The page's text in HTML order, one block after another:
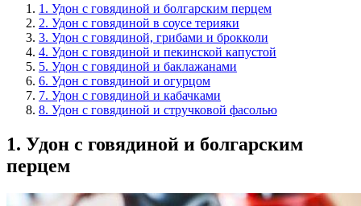
1. Удон с говядиной и болгарским перцем
2. Удон с говядиной в соусе терияки
3. Удон с говядиной, грибами и брокколи
4. Удон с говядиной и пекинской капустой
5. Удон с говядиной и баклажанами
6. Удон с говядиной и огурцом
7. Удон с говядиной и кабачками
8. Удон с говядиной и стручковой фасолью
1. Удон с говядиной и болгарским
перцем